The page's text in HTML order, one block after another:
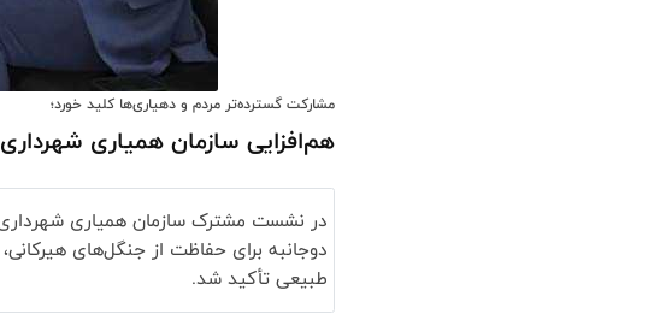
مشارکت گسترده‌تر مردم و دهیاری‌ها کلید خورد؛
هم‌افزایی سازمان همیاری
در نشست مشترک سازمان همیاری
دوجانبه برای حفاظت از جنگل‌های
طبیعی تأکید شد.